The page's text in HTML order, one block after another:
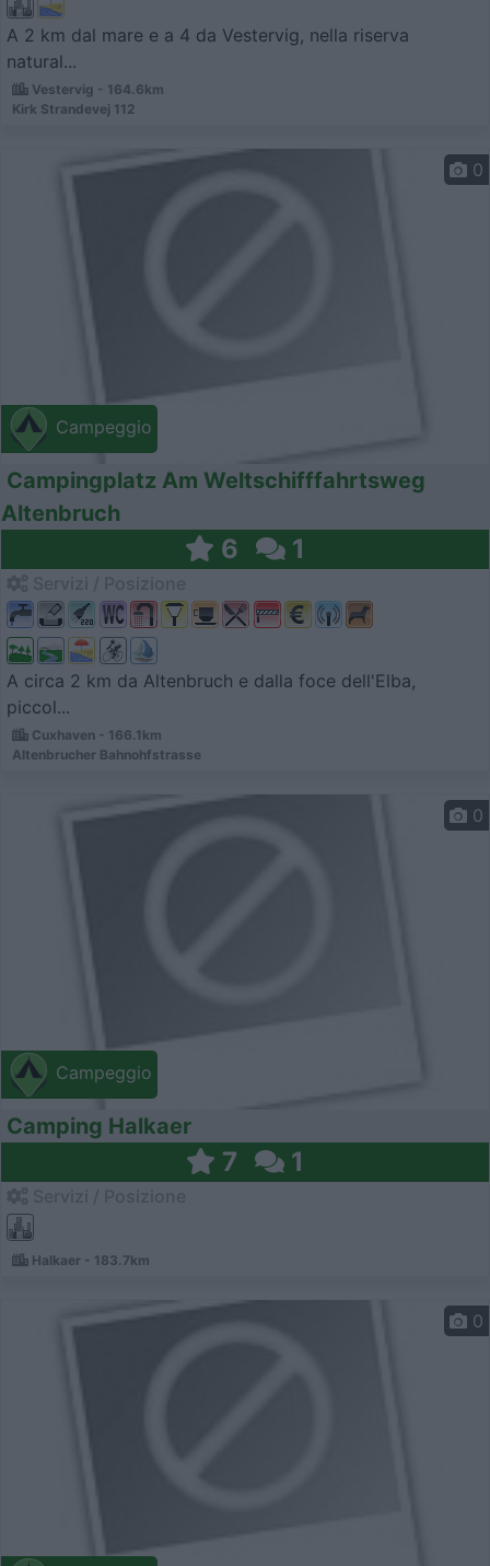
A 2 km dal mare e a 4 da Vestervig, nella riserva
natural...
Vestervig - 164.6km
Kirk Strandevej 112
Campeggio
0
Campingplatz Am Weltschifffahrtsweg
Altenbruch
6 1
A circa 2 km da Altenbruch e dalla foce dell'Elba,
piccol...
Cuxhaven - 166.1km
Altenbrucher Bahnohfstrasse
Campeggio
0
Camping Halkaer
7 1
Halkaer - 183.7km
0